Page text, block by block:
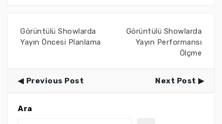
Görüntülü Showlarda
Yayın Öncesi Planlama
Görüntülü Showlarda
Yayın Performansı
Ölçme
Previous Post Next Post
Ara